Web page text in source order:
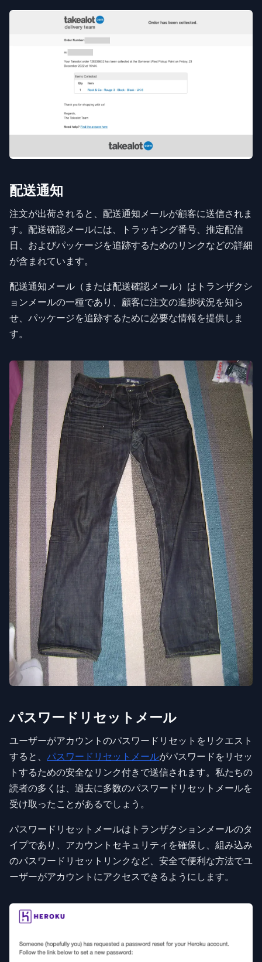
配送通知
注文が出荷されると、配送通知メールが顧客に送信されま
す。配送確認メールには、トラッキング番号、推定配信
日、およびパッケージを追跡するためのリンクなどの詳細
が含まれています。
配送通知メール（または配送確認メール）はトランザクシ
ョンメールの一種であり、顧客に注文の進捗状況を知ら
せ、パッケージを追跡するために必要な情報を提供しま
す。
パスワードリセットメール
ユーザーがアカウントのパスワードリセットをリクエスト
すると、 パスワードリセットメールがパスワードをリセッ
トするための安全なリンク付きで送信されます。私たちの
読者の多くは、過去に多数のパスワードリセットメールを
受け取ったことがあるでしょう。
パスワードリセットメールはトランザクションメールのタ
イプであり、アカウントセキュリティを確保し、組み込み
のパスワードリセットリンクなど、安全で便利な方法でユ
ーザーがアカウントにアクセスできるようにします。